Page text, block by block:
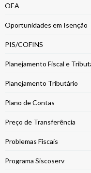
OEA
Oportunidades em Isenção
PIS/COFINS
Planejamento Fiscal e
Planejamento Tributário
Plano de Contas
Preço de Transferência
Problemas Fiscais
Programa Siscoserv